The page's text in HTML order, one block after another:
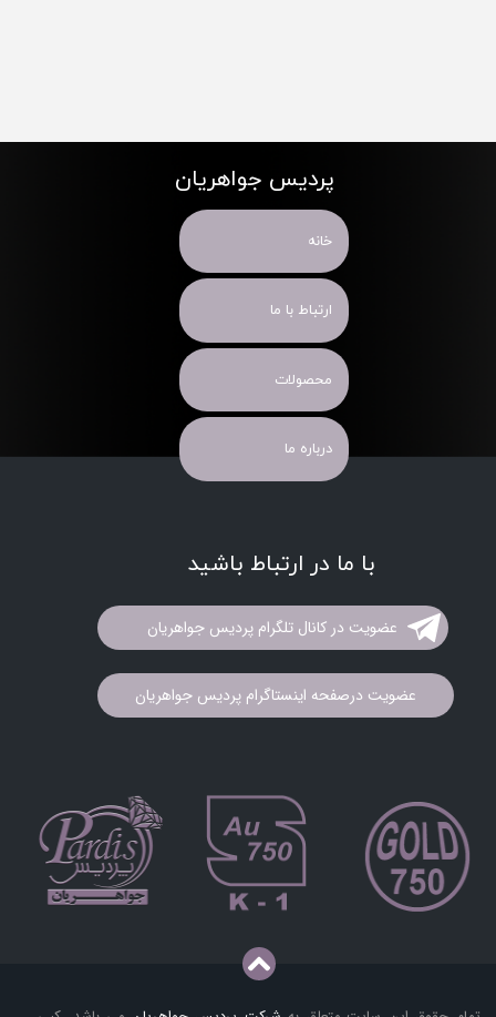
پردیس جواهریان
خانه
ارتباط با ما
محصولات
درباره ما
با ما در ارتباط باشید
عضویت در کانال تلگرام پردیس جواهریان
عضویت درصفحه اینستاگرام پردیس جواهریان